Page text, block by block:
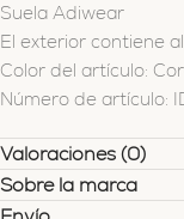
Suela Adiwear
El exterior contiene
Color del artículo:
Número de artículo:
Valoraciones (0)
Sobre la marca